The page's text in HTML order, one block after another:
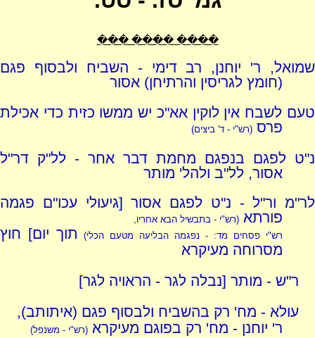
���� ���� ���
שמואל, ר' יוחנן, רב דימי - השביח ולבסוף פגם
(חומץ לגריסין והרתיחן) אסור
טעם לשבח אין לוקין אא"כ יש ממשו כזית כדי אכילת
פרס(רש"י - ד' ביצים)
נ"ט לפגם בנפגם מחמת דבר אחר - לל"ק דר"ל
אסור, לל"ב ולהל' מותר
לר"מ ור"ל - נ"ט לפגם אסור [גיעולי עכו"ם פגמה
פורתא(רש"י - בתבשיל הבא אחריו,
רש"י פסחים מד: - נפגמה הבליעה מטעם הכלי)
תוך יום] חוץ
מסרוחה מעיקרא
ר"ש - מותר [נבלה לגר - הראויה לגר]
עולא - מח' רק בהשביח ולבסוף פגם (איתותב),
ר' יוחנן - מח' רק בפוגם מעיקרא(רש"י - משנפל)